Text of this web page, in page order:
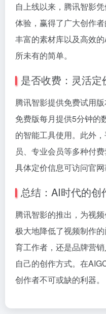
自上线以来，腾讯智影
体验，赢得了广大创作者
丰富的素材库以及高效
所未有的简单。
是否收费：灵活
腾讯智影提供免费试用
免费版每月提供5分钟的
的智能工具使用。此外
员、专业会员等多种付
具体定价信息可访问官网
总结：AI时代的创
腾讯智影的推出，为视
极大地降低了视频制作
育工作者，还是品牌营
自己的创作方式。在
创作者不可或缺的利器。